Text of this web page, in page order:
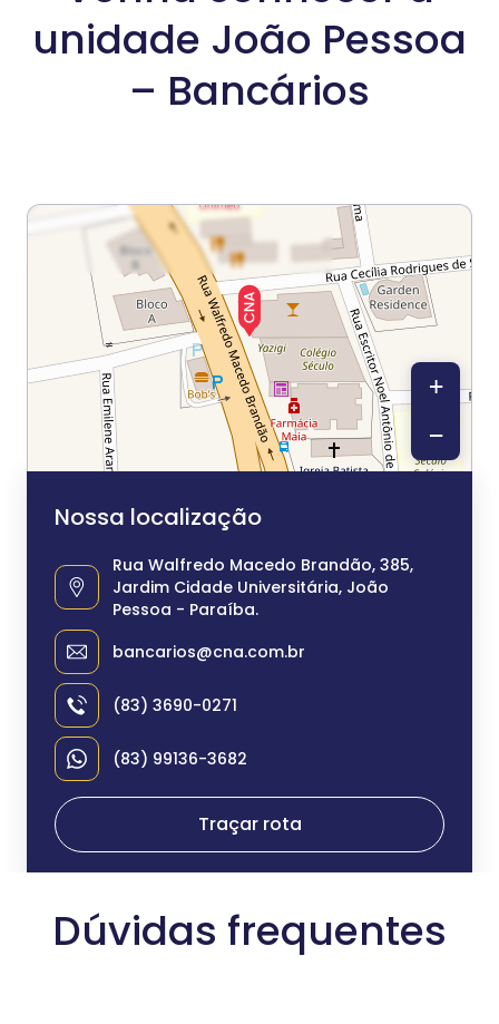
unidade João Pessoa
– Bancários
Nossa localização
Rua Walfredo Macedo Brandão, 385,
Jardim Cidade Universitária, João
Pessoa - Paraíba.
bancarios@cna.com.br
(83) 3690-0271
(83) 99136-3682
Traçar rota
+
−
Dúvidas frequentes